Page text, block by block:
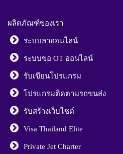
ผลิตภัณฑ์ของเรา
ระบบลาออนไลน์
ระบบขอ OT ออนไลน์
รับเขียนโปรแกรม
โปรแกรมติดตามรถขนส่ง
รับสร้างเว็บไซต์
Visa Thailand Elite
Private Jet Charter